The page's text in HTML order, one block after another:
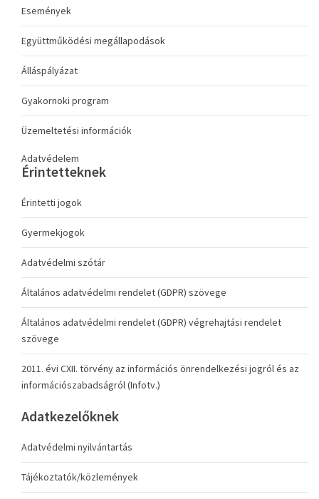
Események
Együttműködési megállapodások
Álláspályázat
Gyakornoki program
Üzemeltetési információk
Adatvédelem
Érintetteknek
Érintetti jogok
Gyermekjogok
Adatvédelmi szótár
Általános adatvédelmi rendelet (GDPR) szövege
Általános adatvédelmi rendelet (GDPR) végrehajtási rendelet
szövege
2011. évi CXII. törvény az információs önrendelkezési jogról és az
információszabadságról (Infotv.)
Adatkezelőknek
Adatvédelmi nyilvántartás
Tájékoztatók/közlemények